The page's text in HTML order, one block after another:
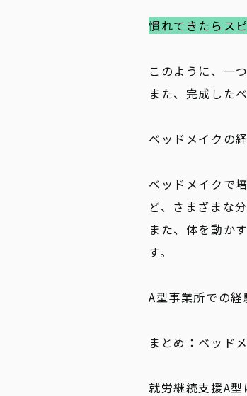
慣れてきたらス
このように、一
また、完成した
ベッドメイクの
ベッドメイクで
ど、さまざまな
また、体を動か
す。
A型事業所での経
まとめ：ベッド
就労継続支援A